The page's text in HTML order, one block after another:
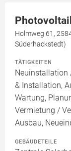
Holmweg 61,
Süderhackstedt)
TÄTIGKEITEN
Neuinstallation
& Installation,
Wartung,
Vermietung /
Ausbau,
GEBÄUDETEILE